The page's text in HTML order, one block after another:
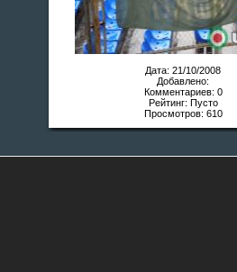
Дата: 21/10/2008
Добавлено:
Комментариев: 0
Рейтинг: Пусто
Просмотров: 610